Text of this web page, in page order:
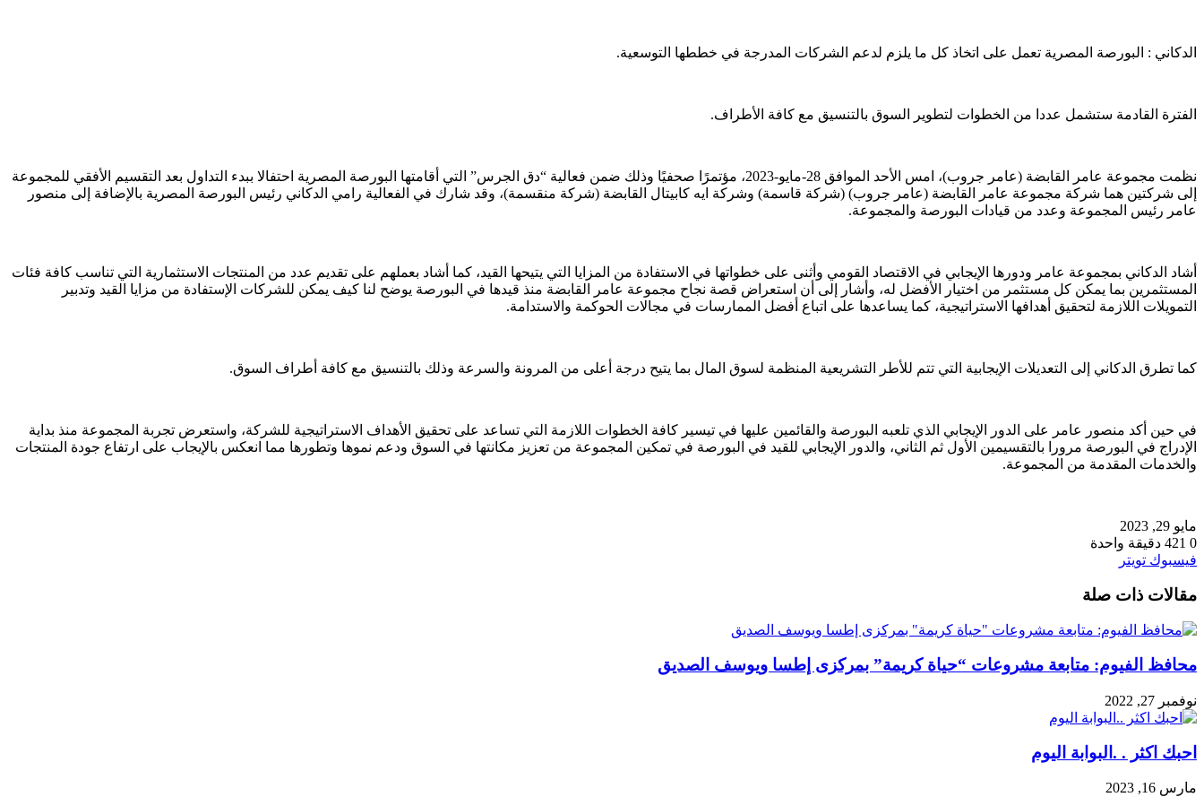
الدكاني : البورصة المصرية تعمل على اتخاذ كل ما يلزم لدعم الشركات المدرجة في خططها التوسعية.
الفترة القادمة ستشمل عددا من الخطوات لتطوير السوق بالتنسيق مع كافة الأطراف.
نظمت مجموعة عامر القابضة (عامر جروب)، امس الأحد الموافق 28-مايو-2023، مؤتمرًا صحفيًا وذلك ضمن فعالية “دق الجرس” التي أقامتها البورصة المصرية احتفالا ببدء التداول بعد التقسيم الأفقي للمجموعة
إلى شركتين هما شركة مجموعة عامر القابضة (عامر جروب) (شركة قاسمة) وشركة ايه كابيتال القابضة (شركة منقسمة)، وقد شارك في الفعالية رامي الدكاني رئيس البورصة المصرية بالإضافة إلى منصور
عامر رئيس المجموعة وعدد من قيادات البورصة والمجموعة.
أشاد الدكاني بمجموعة عامر ودورها الإيجابي في الاقتصاد القومي وأثنى على خطواتها في الاستفادة من المزايا التي يتيحها القيد، كما أشاد بعملهم على تقديم عدد من المنتجات الاستثمارية التي تناسب كافة فئات
المستثمرين بما يمكن كل مستثمر من اختيار الأفضل له، وأشار إلى أن استعراض قصة نجاح مجموعة عامر القابضة منذ قيدها في البورصة يوضح لنا كيف يمكن للشركات الإستفادة من مزايا القيد وتدبير
التمويلات اللازمة لتحقيق أهدافها الاستراتيجية، كما يساعدها على اتباع أفضل الممارسات في مجالات الحوكمة والاستدامة.
كما تطرق الدكاني إلى التعديلات الإيجابية التي تتم للأطر التشريعية المنظمة لسوق المال بما يتيح درجة أعلى من المرونة والسرعة وذلك بالتنسيق مع كافة أطراف السوق.
في حين أكد منصور عامر على الدور الإيجابي الذي تلعبه البورصة والقائمين عليها في تيسير كافة الخطوات اللازمة التي تساعد على تحقيق الأهداف الاستراتيجية للشركة، واستعرض تجربة المجموعة منذ بداية
الإدراج في البورصة مرورا بالتقسيمين الأول ثم الثاني، والدور الإيجابي للقيد في البورصة في تمكين المجموعة من تعزيز مكانتها في السوق ودعم نموها وتطورها مما انعكس بالإيجاب على ارتفاع جودة المنتجات
والخدمات المقدمة من المجموعة.
مايو 29, 2023
0
دقيقة واحدة
فيسبوك تويتر
البريد
مقالات ذات صلة
محافظ الفيوم: متابعة مشروعات “حياة كريمة” بمركزى إطسا ويوسف الصديق
نوفمبر 27, 2022
احبك اكثر . .البوابة اليوم
مارس 16, 2023